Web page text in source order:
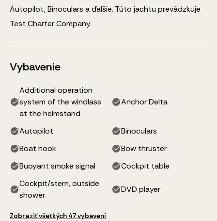
Autopilot, Binoculars a ďalšie. Túto jachtu prevádzkuje
Test Charter Company.
Vybavenie
Additional operation
system of the windlass
at the helmstand
Anchor Delta
Autopilot
Binoculars
Boat hook
Bow thruster
Buoyant smoke signal
Cockpit table
Cockpit/stern, outside
shower
DVD player
Zobraziť všetkých 47 vybavení